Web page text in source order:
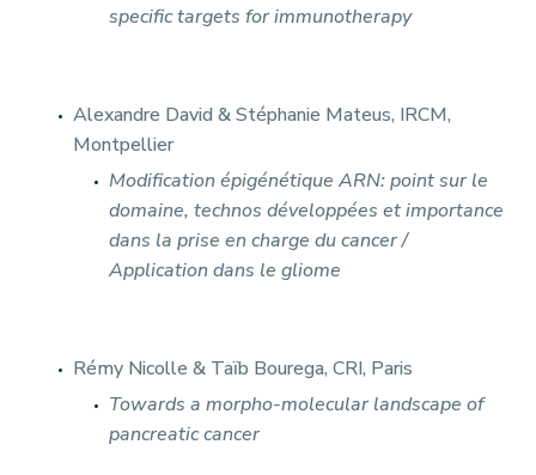
specific targets for immunotherapy
Alexandre David & Stéphanie Mateus, IRCM,
Montpellier
Modification épigénétique ARN: point sur le
domaine, technos développées et importance
dans la prise en charge du cancer /
Application dans le gliome
Rémy Nicolle & Taïb Bourega, CRI, Paris
Towards a morpho-molecular landscape of
pancreatic cancer